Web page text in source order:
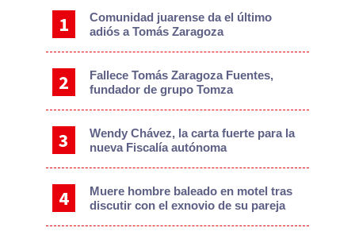
Comunidad juarense da el último
adiós a Tomás Zaragoza
Fallece Tomás Zaragoza Fuentes,
fundador de grupo Tomza
Wendy Chávez, la carta fuerte para la
nueva Fiscalía autónoma
Muere hombre baleado en motel tras
discutir con el exnovio de su pareja